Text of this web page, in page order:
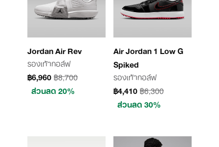
Jordan Air Rev
รองเท้ากอล์ฟ
฿6,960฿8,700
ส่วนลด 20%
Air Jordan 1 Low G
Spiked
รองเท้ากอล์ฟ
฿4,410฿6,300
ส่วนลด 30%